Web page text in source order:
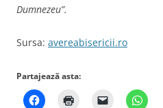
Dumnezeu”.
Sursa: avereabisericii.ro
Partajează asta: